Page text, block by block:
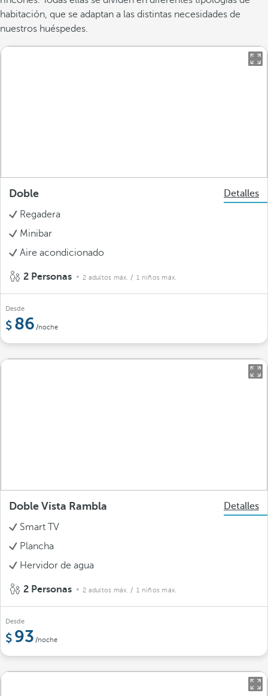
habitación, que se adaptan a las distintas necesidades de
nuestros huéspedes.
Doble
Detalles
Regadera
Minibar
Aire acondicionado
2 Personas 2 adultos máx. / 1 niños máx.
Desde
86 /noche
Doble Vista Rambla
Detalles
Smart TV
Plancha
Hervidor de agua
2 Personas 2 adultos máx. / 1 niños máx.
Desde
93 /noche